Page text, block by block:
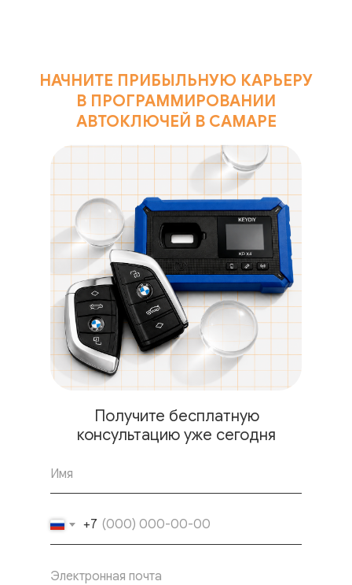
Получите бесплатную
консультацию уже сегодня
НАЧНИТЕ ПРИБЫЛЬНУЮ КАРЬЕРУ
В ПРОГРАММИРОВАНИИ
АВТОКЛЮЧЕЙ В САМАРЕ
+7